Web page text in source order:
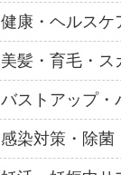
健康・ヘルスケ
美髪・育毛・ス
バストアップ・
感染対策・除菌